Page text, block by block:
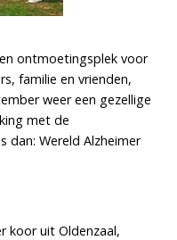
ontmoetingsplek voor
familie en vrienden,
weer een gezellige
met de
dan: Wereld Alzheimer
koor uit Oldenzaal,